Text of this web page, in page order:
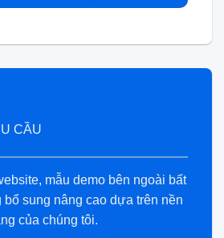
CẦU
mẫu demo bên ngoài bất
bổ sung nâng cao dựa trên nền
của chúng tôi.